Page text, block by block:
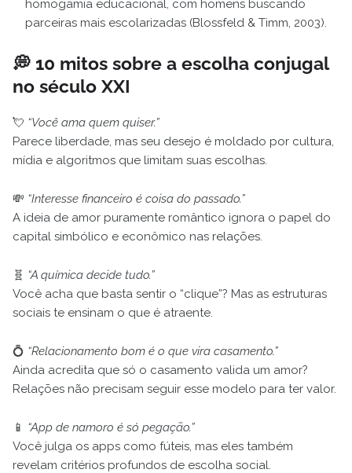
homogamia educacional, com homens buscando
parceiras mais escolarizadas (Blossfeld & Timm, 2003).
💭 10 mitos sobre a escolha conjugal
no século XXI
💘 “Você ama quem quiser.”
Parece liberdade, mas seu desejo é moldado por cultura,
mídia e algoritmos que limitam suas escolhas.
💸 “Interesse financeiro é coisa do passado.”
A ideia de amor puramente romântico ignora o papel do
capital simbólico e econômico nas relações.
🧬 “A química decide tudo.”
Você acha que basta sentir o “clique”? Mas as estruturas
sociais te ensinam o que é atraente.
💍 “Relacionamento bom é o que vira casamento.”
Ainda acredita que só o casamento valida um amor?
Relações não precisam seguir esse modelo para ter valor.
📱 “App de namoro é só pegação.”
Você julga os apps como fúteis, mas eles também
revelam critérios profundos de escolha social.